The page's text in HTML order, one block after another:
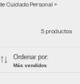
Cuidado Personal >
5 productos
Ordenar por:
Más vendidos